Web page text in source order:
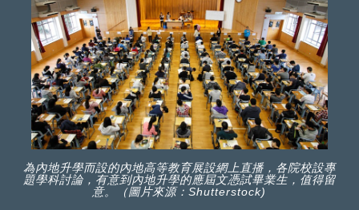
為內地升學而設的內地高等教育展設網上直播，各院校設專
題學科討論，有意到內地升學的應屆文憑試畢業生，值得留
意。（圖片來源：Shutterstock)